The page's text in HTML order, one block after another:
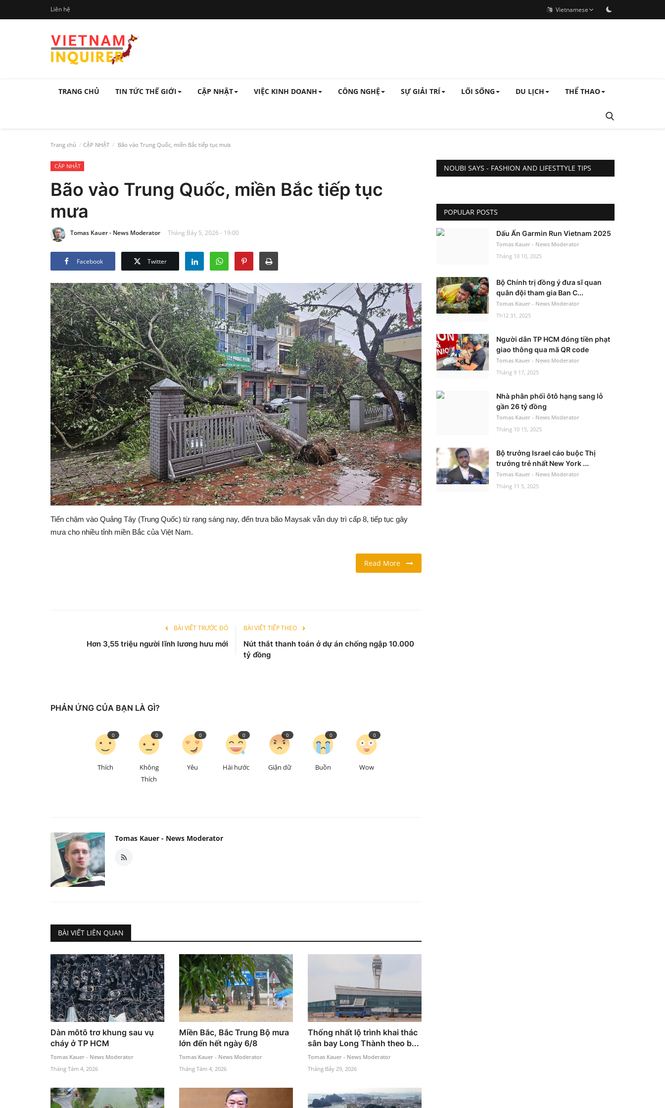
Liên hệ Vietnamese
TRANG CHỦ TIN TỨC THẾ GIỚI CẬP NHẬT VIỆC KINH DOANH CÔNG NGHỆ SỰ GIẢI TRÍ LỐI SỐNG DU LỊCH THỂ THAO
Trang chủ CẬP NHẬT Bão vào Trung Quốc, miền Bắc tiếp tục mưa
CẬP NHẬT
Bão vào Trung Quốc, miền Bắc tiếp tục
mưa
Tomas Kauer - News Moderator Tháng Bảy 5, 2026 - 19:00
Facebook Twitter
Tiến chậm vào Quảng Tây (Trung Quốc) từ rạng sáng nay, đến trưa bão Maysak vẫn duy trì cấp 8, tiếp tục gây
mưa cho nhiều tỉnh miền Bắc của Việt Nam.
Read More
BÀI VIẾT TRƯỚC ĐÓ
Hơn 3,55 triệu người lĩnh lương hưu mới
BÀI VIẾT TIẾP THEO
Nút thắt thanh toán ở dự án chống ngập 10.000
tỷ đồng
PHẢN ỨNG CỦA BẠN LÀ GÌ?
Thích
0
Không
Thích
0
Yêu
0
Hài hước
0
Giận dữ
0
Buồn
0
Wow
0
Tomas Kauer - News Moderator
BÀI VIẾT LIÊN QUAN
Dàn môtô trơ khung sau vụ
cháy ở TP HCM
Tomas Kauer - News Moderator
Tháng Tám 4, 2026
Miền Bắc, Bắc Trung Bộ mưa
lớn đến hết ngày 6/8
Tomas Kauer - News Moderator
Tháng Tám 4, 2026
Thống nhất lộ trình khai thác
sân bay Long Thành theo b...
Tomas Kauer - News Moderator
Tháng Bảy 29, 2026
NOUBI SAYS - FASHION AND LIFESTTYLE TIPS
POPULAR POSTS
Dấu Ấn Garmin Run Vietnam 2025
Tomas Kauer - News Moderator
Tháng 10 10, 2025
Bộ Chính trị đồng ý đưa sĩ quan
quân đội tham gia Ban C...
Tomas Kauer - News Moderator
Th12 31, 2025
Người dân TP HCM đóng tiền phạt
giao thông qua mã QR code
Tomas Kauer - News Moderator
Tháng 9 17, 2025
Nhà phân phối ôtô hạng sang lỗ
gần 26 tỷ đồng
Tomas Kauer - News Moderator
Tháng 10 15, 2025
Bộ trưởng Israel cáo buộc Thị
trưởng trẻ nhất New York ...
Tomas Kauer - News Moderator
Tháng 11 5, 2025